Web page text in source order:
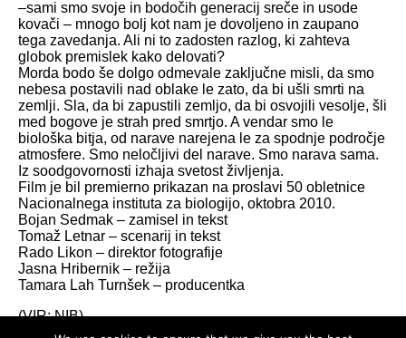
–sami smo svoje in bodočih generacij sreče in usode
kovači – mnogo bolj kot nam je dovoljeno in zaupano
tega zavedanja. Ali ni to zadosten razlog, ki zahteva
globok premislek kako delovati?
Morda bodo še dolgo odmevale zaključne misli, da smo
nebesa postavili nad oblake le zato, da bi ušli smrti na
zemlji. Sla, da bi zapustili zemljo, da bi osvojili vesolje, šli
med bogove je strah pred smrtjo. A vendar smo le
biološka bitja, od narave narejena le za spodnje področje
atmosfere. Smo neločljivi del narave. Smo narava sama.
Iz soodgovornosti izhaja svetost življenja.
Film je bil premierno prikazan na proslavi 50 obletnice
Nacionalnega instituta za biologijo, oktobra 2010.
Bojan Sedmak – zamisel in tekst
Tomaž Letnar – scenarij in tekst
Rado Likon – direktor fotografije
Jasna Hribernik – režija
Tamara Lah Turnšek – producentka
(VIR: NIB)